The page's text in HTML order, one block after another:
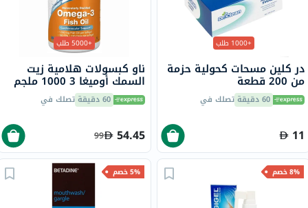
+1000 طلب
در كلين مسحات كحولية حزمة
من 200 قطعة
60 دقيقة تصلك في
11
+5000 طلب
ناو كبسولات هلامية زيت
السمك أوميغا 3 1000 ملجم
180 EPA / 120 DHA حزمة من
100 60 دقيقة تصلك في
54.45
99
8% خصم 5% خصم